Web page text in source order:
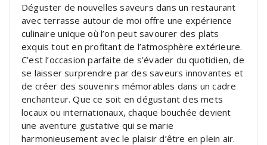
Déguster de nouvelles saveurs dans un restaurant
avec terrasse autour de moi offre une expérience
culinaire unique où l’on peut savourer des plats
exquis tout en profitant de l’atmosphère extérieure.
C’est l’occasion parfaite de s’évader du quotidien, de
se laisser surprendre par des saveurs innovantes et
de créer des souvenirs mémorables dans un cadre
enchanteur. Que ce soit en dégustant des mets
locaux ou internationaux, chaque bouchée devient
une aventure gustative qui se marie
harmonieusement avec le plaisir d’être en plein air.